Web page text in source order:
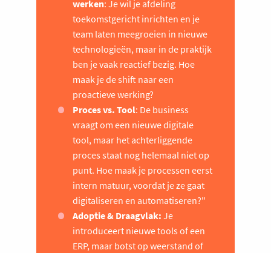
werken: Je wil je afdeling
toekomstgericht inrichten en je
team laten meegroeien in nieuwe
technologieën, maar in de praktijk
ben je vaak reactief bezig. Hoe
maak je de shift naar een
proactieve werking?
Proces vs. Tool: De business
vraagt om een nieuwe digitale
tool, maar het achterliggende
proces staat nog helemaal niet op
punt. Hoe maak je processen eerst
intern matuur, voordat je ze gaat
digitaliseren en automatiseren?"
Adoptie & Draagvlak: Je
introduceert nieuwe tools of een
ERP, maar botst op weerstand of